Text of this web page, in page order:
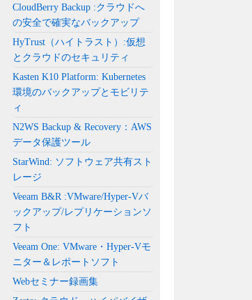
CloudBerry Backup :クラウドへ
の安全で確実なバックアップ
HyTrust（ハイトラスト）:仮想
とクラウドのセキュリティ
Kasten K10 Platform: Kubernetes
環境のバックアップとモビリテ
ィ
N2WS Backup & Recovery：AWS
データ保護ツール
StarWind: ソフトウェア共有スト
レージ
Veeam B&R :VMware/Hyper-Vバ
ックアップ/レプリケーションソ
フト
Veeam One: VMware・Hyper-Vモ
ニター＆レポートソフト
Webセミナー録画集